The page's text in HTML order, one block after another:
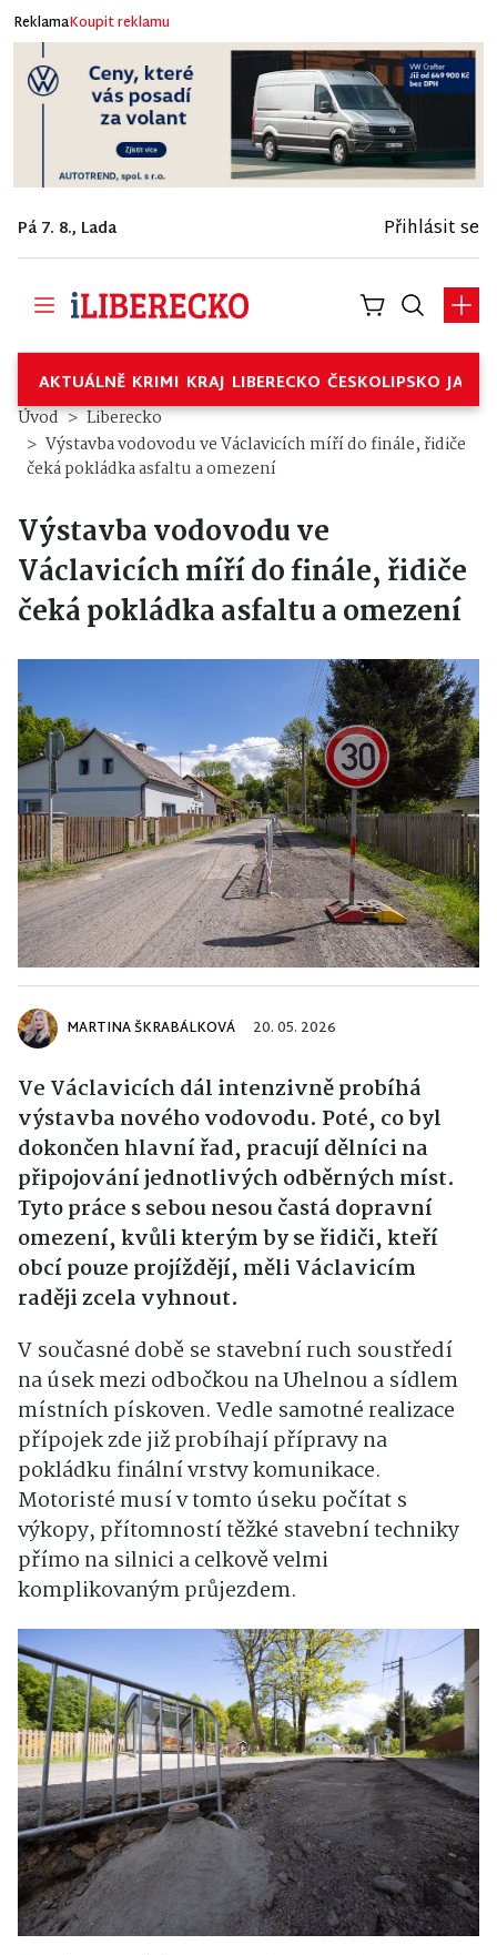
ReklamaKoupit reklamu
Pá 7. 8., Lada Přihlásit se
AKTUÁLNĚ KRIMI KRAJ LIBERECKO ČESKOLIPSKO
Úvod
Liberecko
Výstavba vodovodu ve Václavicích míří do finále, řidiče
čeká pokládka asfaltu a omezení
Výstavba vodovodu ve
Václavicích míří do finále, řidiče
čeká pokládka asfaltu a omezení
MARTINA ŠKRABÁLKOVÁ 20. 05. 2026
Ve Václavicích dál intenzivně probíhá
výstavba nového vodovodu. Poté, co byl
dokončen hlavní řad, pracují dělníci na
připojování jednotlivých odběrných míst.
Tyto práce s sebou nesou častá dopravní
omezení, kvůli kterým by se řidiči, kteří
obcí pouze projíždějí, měli Václavicím
raději zcela vyhnout.
V současné době se stavební ruch soustředí
na úsek mezi odbočkou na Uhelnou a sídlem
místních pískoven. Vedle samotné realizace
přípojek zde již probíhají přípravy na
pokládku finální vrstvy komunikace.
Motoristé musí v tomto úseku počítat s
výkopy, přítomností těžké stavební techniky
přímo na silnici a celkově velmi
komplikovaným průjezdem.